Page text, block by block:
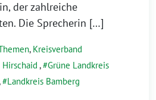
der zahlreiche
Die Sprecherin […]
, Kreisverband
Hirschaid , Grüne Landkreis
Landkreis Bamberg